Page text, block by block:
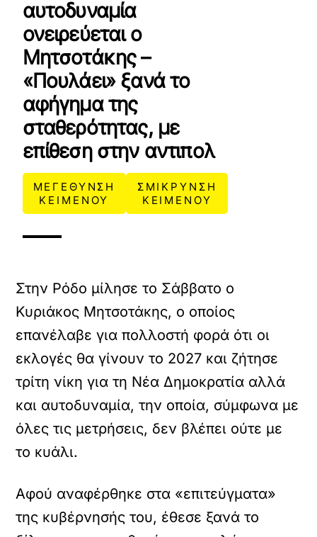
αυτοδυναμία
ονειρεύεται ο
Μητσοτάκης –
«Πουλάει» ξανά το
αφήγημα της
σταθερότητας, με
επίθεση στην αντιπολ
ΜΕΓΕΘΥΝΣΗ
ΚΕΙΜΕΝΟΥ
ΣΜΙΚΡΥΝΣΗ
ΚΕΙΜΕΝΟΥ
Στην Ρόδο μίλησε το Σάββατο ο
Κυριάκος Μητσοτάκης, ο οποίος
επανέλαβε για πολλοστή φορά ότι οι
εκλογές θα γίνουν το 2027 και ζήτησε
τρίτη νίκη για τη Νέα Δημοκρατία αλλά
και αυτοδυναμία, την οποία, σύμφωνα με
όλες τις μετρήσεις, δεν βλέπει ούτε με
το κυάλι.
Αφού αναφέρθηκε στα «επιτεύγματα»
της κυβέρνησής του, έθεσε ξανά το